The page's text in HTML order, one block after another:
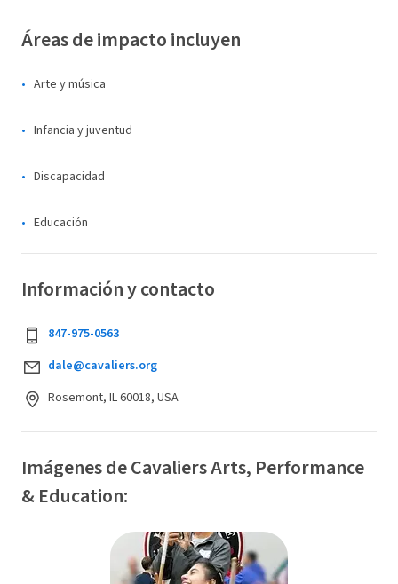
Áreas de impacto incluyen
Arte y música
Infancia y juventud
Discapacidad
Educación
Información y contacto
847-975-0563
dale@cavaliers.org
Rosemont, IL 60018, USA
Imágenes de Cavaliers Arts, Performance
& Education: